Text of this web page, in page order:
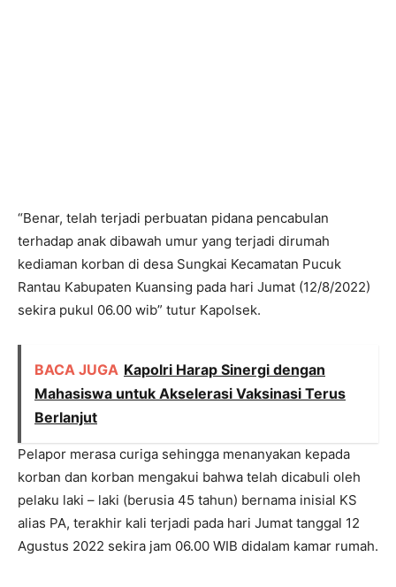
“Benar, telah terjadi perbuatan pidana pencabulan
terhadap anak dibawah umur yang terjadi dirumah
kediaman korban di desa Sungkai Kecamatan Pucuk
Rantau Kabupaten Kuansing pada hari Jumat (12/8/2022)
sekira pukul 06.00 wib” tutur Kapolsek.
BACA JUGA Kapolri Harap Sinergi dengan
Mahasiswa untuk Akselerasi Vaksinasi Terus
Berlanjut
Pelapor merasa curiga sehingga menanyakan kepada
korban dan korban mengakui bahwa telah dicabuli oleh
pelaku laki – laki (berusia 45 tahun) bernama inisial KS
alias PA, terakhir kali terjadi pada hari Jumat tanggal 12
Agustus 2022 sekira jam 06.00 WIB didalam kamar rumah.